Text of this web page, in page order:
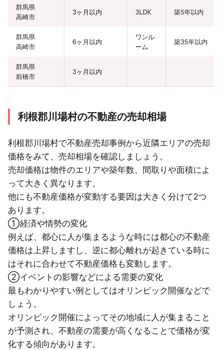
群馬県
高崎市
3ヶ月以内 3LDK 築5年以内
群馬県
高崎市
6ヶ月以内
ワンル
ーム
築35年以内
群馬県
前橋市
3ヶ月以内
群馬県
前橋市
6ヶ月以内 2LDK
群馬県
高崎市
3ヶ月以内
群馬県
前橋市
9ヶ月以内
利根郡川場村の不動産の売却相場
利根郡川場村で不動産売却事例から近隣エリアの売却
価格をみて、売却相場を確認しましょう。
売却価格は物件のエリアや築年数、間取りや面積によ
って大きく異なります。
他にも不動産価格が変動する要因は大きく分けて2つ
あります。
①経済や情勢の変化
例えば、都心に人が集まるような時には都心の不動産
価格は上昇しますし、逆に都心離れが起きている時に
はそれに合わせて不動産価格も変動します。
②イベントの影響などによる需要の変化
最もわかりやすい例としてはオリンピック開催などで
しょう。
オリンピック開催によってその地域に人が集まること
が予測され、不動産の需要が高くなることで価格が変
化する傾向があります。